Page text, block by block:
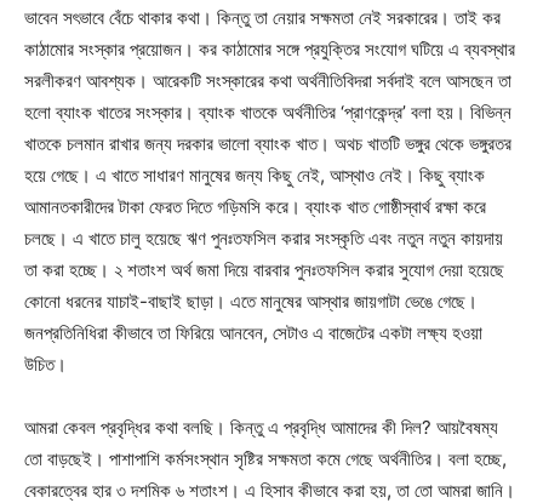
ভাবেন সৎভাবে বেঁচে থাকার কথা। কিন্তু তা নেয়ার সক্ষমতা নেই সরকারের। তাই কর
কাঠামোর সংস্কার প্রয়োজন। কর কাঠামোর সঙ্গে প্রযুক্তির সংযোগ ঘটিয়ে এ ব্যবস্থার
সরলীকরণ আবশ্যক। আরেকটি সংস্কারের কথা অর্থনীতিবিদরা সর্বদাই বলে আসছেন তা
হলো ব্যাংক খাতের সংস্কার। ব্যাংক খাতকে অর্থনীতির ‘প্রাণকেন্দ্র’ বলা হয়। বিভিন্ন
খাতকে চলমান রাখার জন্য দরকার ভালো ব্যাংক খাত। অথচ খাতটি ভঙ্গুর থেকে ভঙ্গুরতর
হয়ে গেছে। এ খাতে সাধারণ মানুষের জন্য কিছু নেই, আস্থাও নেই। কিছু ব্যাংক
আমানতকারীদের টাকা ফেরত দিতে গড়িমসি করে। ব্যাংক খাত গোষ্ঠীস্বার্থ রক্ষা করে
চলছে। এ খাতে চালু হয়েছে ঋণ পুনঃতফসিল করার সংস্কৃতি এবং নতুন নতুন কায়দায়
তা করা হচ্ছে। ২ শতাংশ অর্থ জমা দিয়ে বারবার পুনঃতফসিল করার সুযোগ দেয়া হয়েছে
কোনো ধরনের যাচাই-বাছাই ছাড়া। এতে মানুষের আস্থার জায়গাটা ভেঙে গেছে।
জনপ্রতিনিধিরা কীভাবে তা ফিরিয়ে আনবেন, সেটাও এ বাজেটের একটা লক্ষ্য হওয়া
উচিত।
আমরা কেবল প্রবৃদ্ধির কথা বলছি। কিন্তু এ প্রবৃদ্ধি আমাদের কী দিল? আয়বৈষম্য
তো বাড়ছেই। পাশাপাশি কর্মসংস্থান সৃষ্টির সক্ষমতা কমে গেছে অর্থনীতির। বলা হচ্ছে,
বেকারত্বের হার ৩ দশমিক ৬ শতাংশ। এ হিসাব কীভাবে করা হয়, তা তো আমরা জানি।